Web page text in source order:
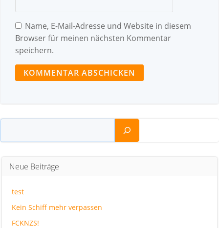
Name, E-Mail-Adresse und Website in diesem
Browser für meinen nächsten Kommentar
speichern.
Suchen
Neue Beiträge
test
Kein Schiff mehr verpassen
FCKNZS!